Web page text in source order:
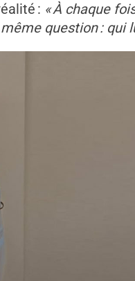
: « À chaque
question : qui